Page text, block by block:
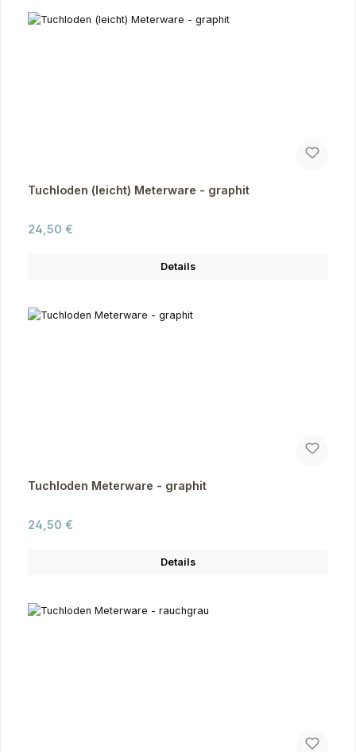
Tuchloden (leicht) Meterware - graphit
Regulärer Preis:
24,50 €
Details
Tuchloden Meterware - graphit
Regulärer Preis:
24,50 €
Details